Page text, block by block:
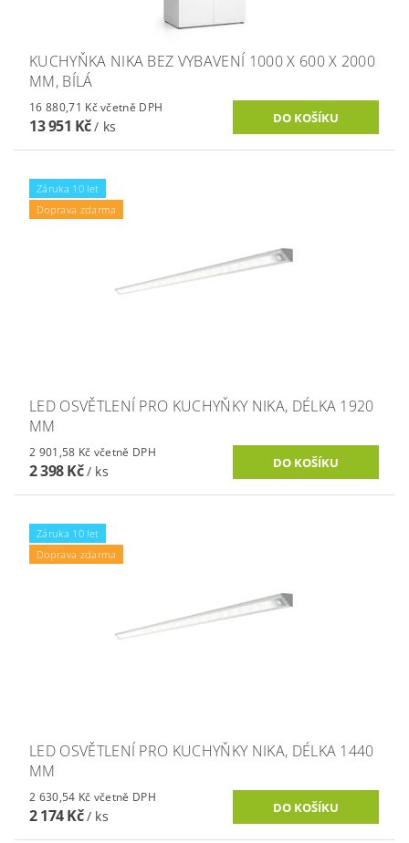
KUCHYŇKA NIKA BEZ VYBAVENÍ 1000 X 600 X 2000
MM, BÍLÁ
16 880,71 Kč včetně DPH
13 951 Kč/ ks
Záruka 10 let
Doprava zdarma
LED OSVĚTLENÍ PRO KUCHYŇKY NIKA, DÉLKA 1920
MM
2 901,58 Kč včetně DPH
2 398 Kč/ ks
Záruka 10 let
Doprava zdarma
LED OSVĚTLENÍ PRO KUCHYŇKY NIKA, DÉLKA 1440
MM
2 630,54 Kč včetně DPH
2 174 Kč/ ks